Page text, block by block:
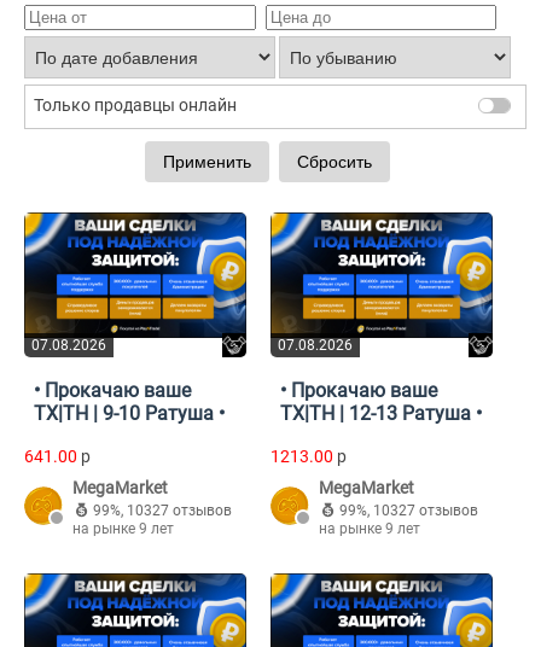
Только продавцы онлайн
07.08.2026
• Прокачаю ваше
ТХ|TH | 9-10 Ратуша •
641.00 p
MegaMarket
99%, 10327 отзывов
на рынке 9 лет
07.08.2026
• Прокачаю ваше
ТХ|TH | 12-13 Ратуша •
1213.00 p
MegaMarket
99%, 10327 отзывов
на рынке 9 лет